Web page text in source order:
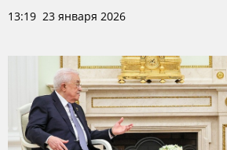
13:19 23 января 2026